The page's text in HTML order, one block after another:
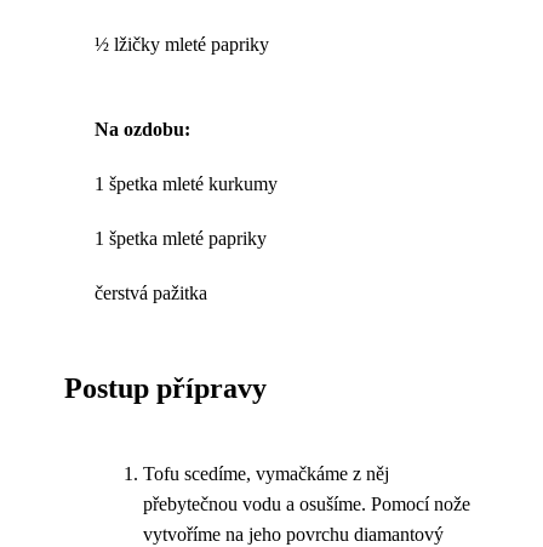
½ lžičky mleté papriky
Na ozdobu:
1 špetka mleté kurkumy
1 špetka mleté papriky
čerstvá pažitka
Postup přípravy
Tofu scedíme, vymačkáme z něj
přebytečnou vodu a osušíme. Pomocí nože
vytvoříme na jeho povrchu diamantový